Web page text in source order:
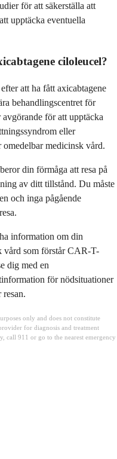
för att säkerställa att
upptäcka eventuella
ciloleucel?
att ha fått axicabtagene
behandlingscentret för
för att upptäcka
eller
medicinsk vård.
din förmåga att resa på
av ditt tillstånd. Du måste
och inga pågående
information om din
vård som förstår CAR-T-
dig med en
för nödsituationer
only and does not constitute
for diagnosis and treatment
call 911 or go to the nearest emergency